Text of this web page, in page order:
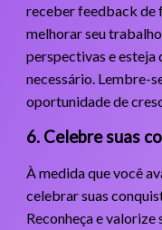
receber feedback de
melhorar seu
perspectivas e esteja
necessário. Lembre-
oportunidade de
6. Celebre suas
À medida que você
celebrar suas
Reconheça e valorize